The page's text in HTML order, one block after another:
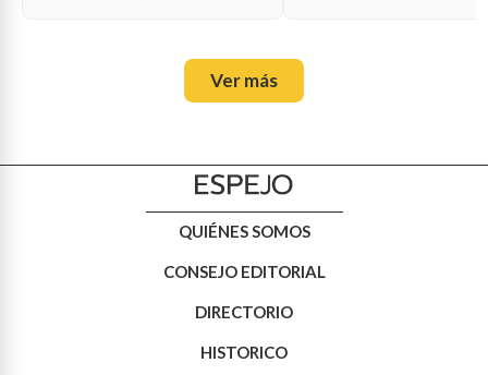
Ver más
QUIÉNES SOMOS
CONSEJO EDITORIAL
DIRECTORIO
HISTORICO